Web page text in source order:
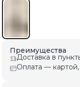
Преимущества
Доставка в
Оплата —